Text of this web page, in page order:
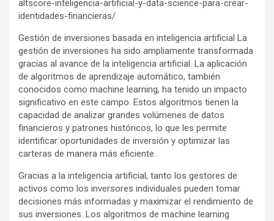
altscore-inteligencia-artificial-y-data-science-para-crear-
identidades-financieras/
Gestión de inversiones basada en inteligencia artificial La
gestión de inversiones ha sido ampliamente transformada
gracias al avance de la inteligencia artificial. La aplicación
de algoritmos de aprendizaje automático, también
conocidos como machine learning, ha tenido un impacto
significativo en este campo. Estos algoritmos tienen la
capacidad de analizar grandes volúmenes de datos
financieros y patrones históricos, lo que les permite
identificar oportunidades de inversión y optimizar las
carteras de manera más eficiente.
Gracias a la inteligencia artificial, tanto los gestores de
activos como los inversores individuales pueden tomar
decisiones más informadas y maximizar el rendimiento de
sus inversiones. Los algoritmos de machine learning